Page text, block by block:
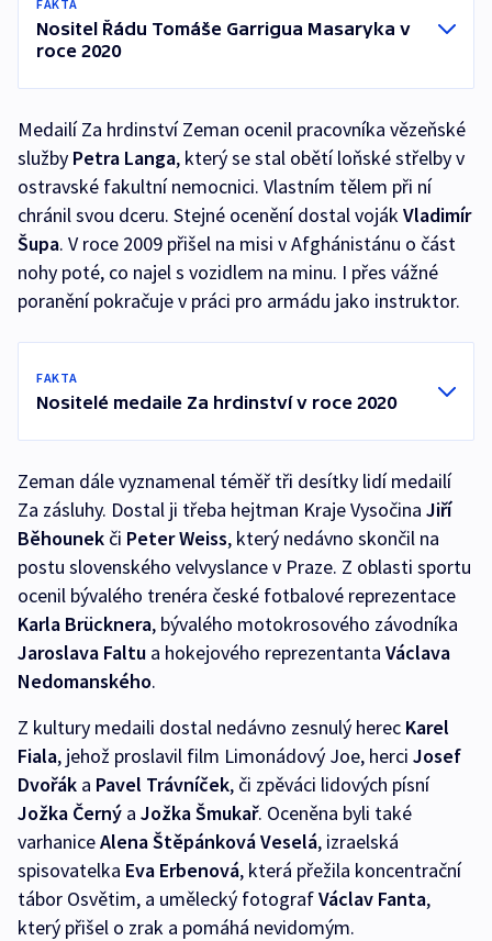
FAKTA
Nositel Řádu Tomáše Garrigua Masaryka v
roce 2020
Medailí Za hrdinství Zeman ocenil pracovníka vězeňské
služby Petra Langa, který se stal obětí loňské střelby v
ostravské fakultní nemocnici. Vlastním tělem při ní
chránil svou dceru. Stejné ocenění dostal vojákVladimír
Šupa. V roce 2009 přišel na misi v Afghánistánu o část
nohy poté, co najel s vozidlem na minu. I přes vážné
poranění pokračuje v práci pro armádu jako instruktor.
FAKTA
Nositelé medaile Za hrdinství v roce 2020
Zeman dále vyznamenal téměř tři desítky lidí medailí
Za zásluhy. Dostal ji třeba hejtman Kraje Vysočina Jiří
Běhounek či Peter Weiss, který nedávno skončil na
postu slovenského velvyslance v Praze. Z oblasti sportu
ocenil bývalého trenéra české fotbalové reprezentace
Karla Brücknera, bývalého motokrosového závodníka
Jaroslava Faltu a hokejového reprezentanta Václava
Nedomanského.
Z kultury medaili dostal nedávno zesnulý herec Karel
Fiala, jehož proslavil film Limonádový Joe, herci Josef
Dvořák a Pavel Trávníček, či zpěváci lidových písní
Jožka Černý a Jožka Šmukař. Oceněna byli také
varhaniceAlena Štěpánková Veselá, izraelská
spisovatelka Eva Erbenová, která přežila koncentrační
tábor Osvětim, a umělecký fotografVáclav Fanta,
který přišel o zrak a pomáhá nevidomým.